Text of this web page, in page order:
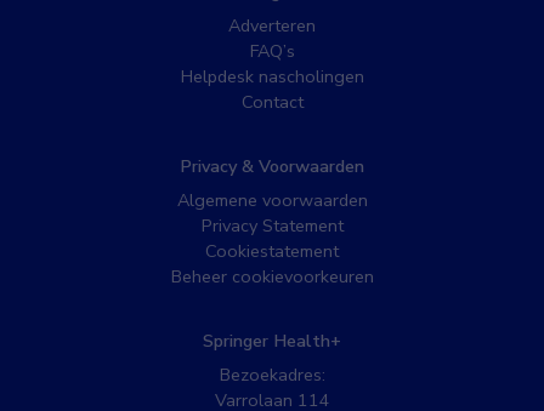
Adverteren
FAQ’s
Helpdesk nascholingen
Contact
Privacy & Voorwaarden
Algemene voorwaarden
Privacy Statement
Cookiestatement
Beheer cookievoorkeuren
Springer Health+
Bezoekadres:
Varrolaan 114